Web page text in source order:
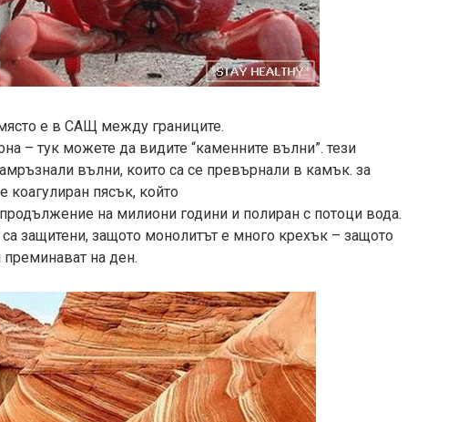
е в САЩ между границите.
– тук можете да видите “каменните вълни”. тези
вълни, които са се превърнали в камък. за
коагулиран пясък, който
на милиони години и полиран с потоци вода.
защитени, защото монолитът е много крехък – защото
на ден.